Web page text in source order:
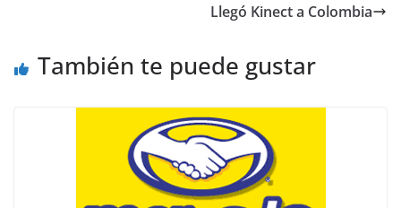
Llegó Kinect a Colombia
También te puede gustar